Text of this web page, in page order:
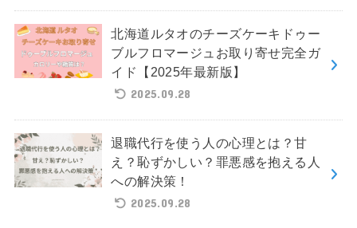
北海道ルタオのチーズケーキドゥー
ブルフロマージュお取り寄せ完全ガ
イド【2025年最新版】
2025.09.28
退職代行を使う人の心理とは？甘
え？恥ずかしい？罪悪感を抱える人
への解決策！
2025.09.28